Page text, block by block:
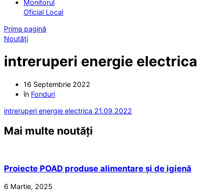
Monitorul
Oficial Local
Prima pagină
Noutăți
intreruperi energie electrica
16 Septembrie 2022
în Fonduri
intreruperi energie electrica 21.09.2022
Mai multe noutăți
Proiecte POAD produse alimentare și de igienă
6 Martie, 2025